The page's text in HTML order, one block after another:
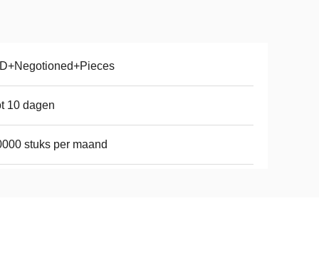
10 dagen
stuks per maand